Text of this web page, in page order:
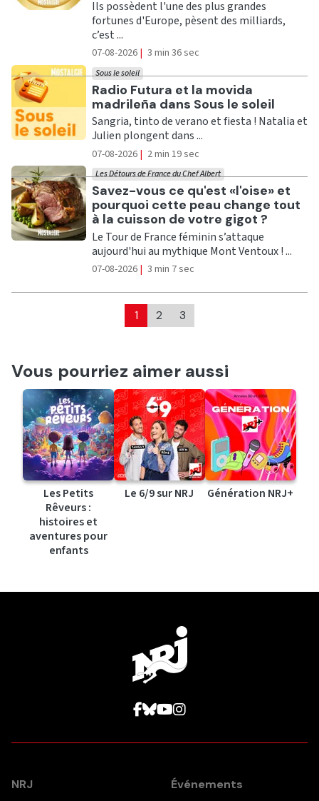
Ils possèdent l'une des plus grandes
fortunes d'Europe, pèsent des milliards,
c’est ...
07-08-2026 | 3 min 36 sec
Ecouter
Radio Futura et la movida
madrileña dans Sous le soleil
Sous le soleil
Sangria, tinto de verano et fiesta ! Natalia et
Julien plongent dans ...
07-08-2026 | 2 min 19 sec
Ecouter
Savez-vous ce qu'est «l'oise» et
pourquoi cette peau change tout
à la cuisson de votre gigot ?
Les Détours de France du Chef Albert
Le Tour de France féminin s’attaque
aujourd'hui au mythique Mont Ventoux ! ...
07-08-2026 | 3 min 7 sec
1 2 3
Vous pourriez aimer aussi
Les Petits
Rêveurs :
histoires et
aventures pour
enfants
Le 6/9 sur NRJ Génération NRJ+
NRJ Événements